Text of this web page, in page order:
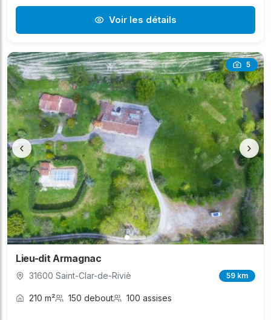
Voir les détails
5
‹ ›
Lieu-dit Armagnac
31600 Saint-Clar-de-Riviè 59 km
210 m² 150 debout 100 assises